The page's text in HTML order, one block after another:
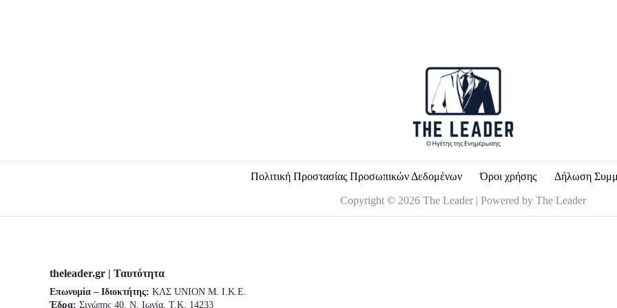
Πολιτική Προστασίας Προσωπικών Δεδομένων Όροι χρήσης Δήλωση
Copyright © 2026 The Leader | Powered by The Leader
theleader.gr | Ταυτότητα
Επωνυμία – Ιδιοκτήτης: ΚΛΣ UNION Μ. Ι.Κ.Ε.
Έδρα: Σινώπης 40, Ν. Ιωνία, Τ.Κ. 14233